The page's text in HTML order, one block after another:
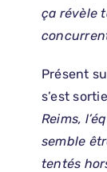
ça révèle
Présent
s’est
Reims,
semble
tentés